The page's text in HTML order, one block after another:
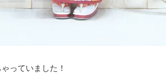
っていました！